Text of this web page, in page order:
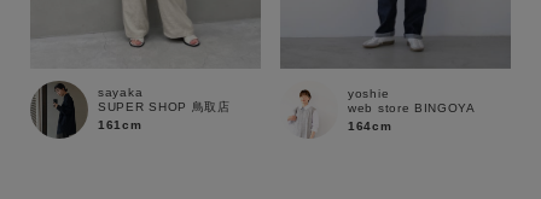
sayaka
SUPER SHOP 鳥取店
161cm
yoshie
web store BINGOYA
164cm